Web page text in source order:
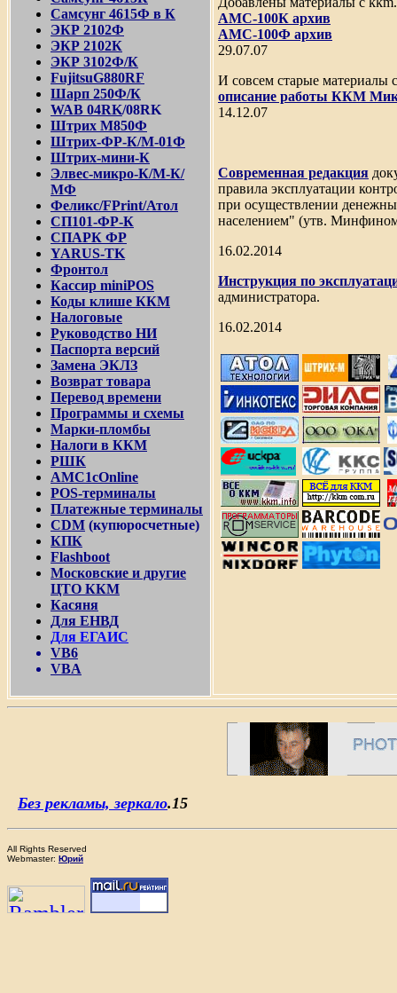
Самсунг 4615Ф в К
ЭКР 2102Ф
ЭКР 2102К
ЭКР 3102Ф/К
FujitsuG880RF
Шарп 250Ф/К
WAB 04RK/08RK
Штрих М850Ф
Штрих-ФР-К/М-01Ф
Штрих-мини-К
Элвес-микро-К/М-К/
МФ
Феликс/FPrint/Атол
СП101-ФР-К
СПАРК ФР
YARUS-TK
Фронтол
Кассир miniPOS
Коды клише ККМ
Налоговые
Руководство НИ
Паспорта версий
Замена ЭКЛЗ
Возврат товара
Перевод времени
Программы и схемы
Марки-пломбы
Налоги в ККМ
РШК
АМС1сOnline
POS-терминалы
Платежные терминалы
CDM (купюросчетные)
КПК
Flashboot
Московские и другие
ЦТО ККМ
Касяня
Для ЕНВД
Для ЕГАИС
VB6
VBA
АМС-100К архив
АМС-100Ф архив
29.07.07
И совсем старые материалы
описание работы ККМ
14.12.07
Современная редакция
правила эксплуатации
при осуществлении
населением" (утв.
16.02.2014
Инструкция по
администратора.
16.02.2014
Без рекламы, зеркало.15
All Rights Reserved
Webmaster: Юрий